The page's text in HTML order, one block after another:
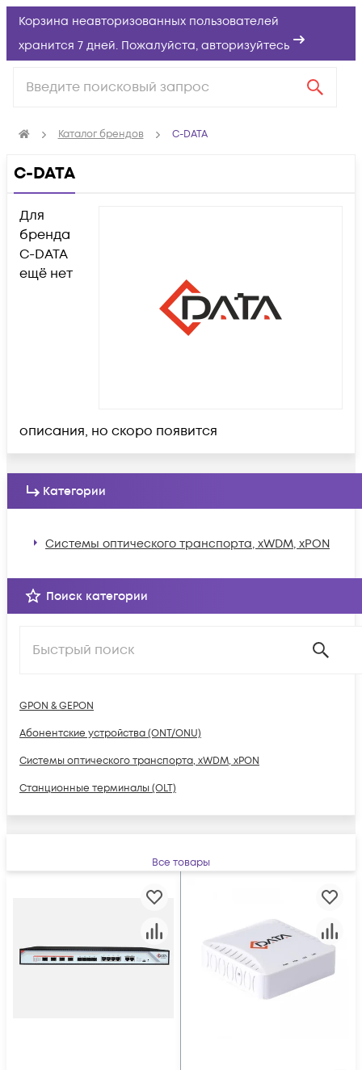
Корзина неавторизованных пользователей
хранится 7 дней. Пожалуйста, авторизуйтесь
Каталог брендов C-DATA
C-DATA
Для
бренда
C-DATA
ещё нет
описания, но скоро появится
Категории
Системы оптического транспорта, xWDM, xPON
Поиск категории
GPON & GEPON
Абонентские устройства (ONT/ONU)
Системы оптического транспорта, xWDM, xPON
Станционные терминалы (OLT)
Все товары